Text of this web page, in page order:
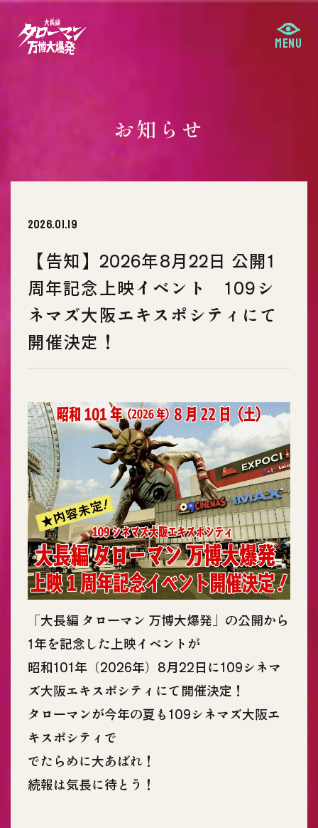
お知らせ
2026.01.19
【告知】2026年8月22日 公開1
周年記念上映イベント 109シ
ネマズ大阪エキスポシティにて
開催決定！
「大長編 タローマン 万博大爆発」の公開から
1年を記念した上映イベントが
昭和101年（2026年）8月22日に109シネマ
ズ大阪エキスポシティにて開催決定！
タローマンが今年の夏も109シネマズ大阪エ
キスポシティで
でたらめに大あばれ！
続報は気長に待とう！